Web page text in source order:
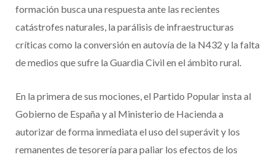
formación busca una respuesta ante las recientes
catástrofes naturales, la parálisis de infraestructuras
críticas como la conversión en autovía de la N432 y la falta
de medios que sufre la Guardia Civil en el ámbito rural.
En la primera de sus mociones, el Partido Popular insta al
Gobierno de España y al Ministerio de Hacienda a
autorizar de forma inmediata el uso del superávit y los
remanentes de tesorería para paliar los efectos de los